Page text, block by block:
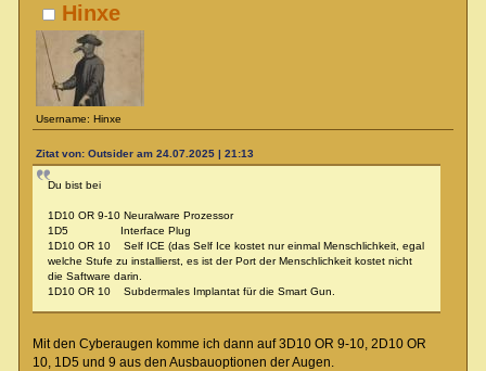
Hinxe
Username: Hinxe
Zitat von: Outsider am 24.07.2025 | 21:13
Du bist bei
1D10 OR 9-10 Neuralware Prozessor
1D5 Interface Plug
1D10 OR 10 Self ICE (das Self Ice kostet nur einmal Menschlichkeit, egal
welche Stufe zu installierst, es ist der Port der Menschlichkeit kostet nicht
die Saftware darin.
1D10 OR 10 Subdermales Implantat für die Smart Gun.
Mit den Cyberaugen komme ich dann auf 3D10 OR 9-10, 2D10 OR
10, 1D5 und 9 aus den Ausbauoptionen der Augen.